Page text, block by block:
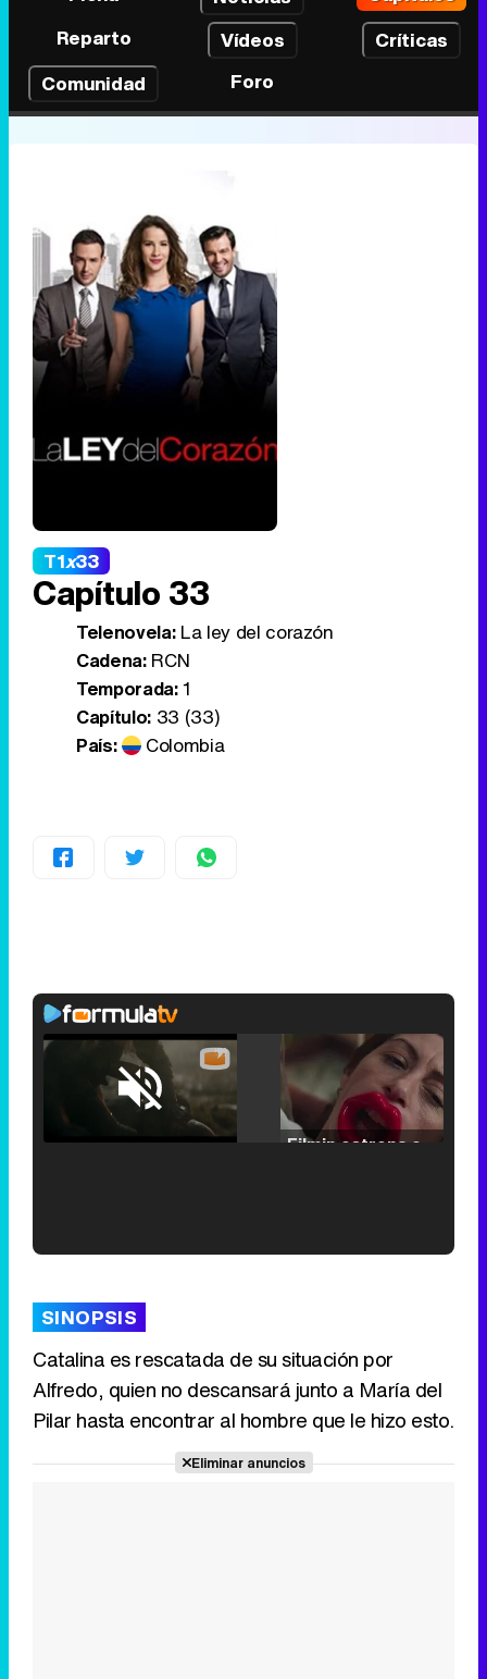
Reparto
Vídeos
Críticas
Comunidad
Foro
T1x33
Capítulo 33
Telenovela:La ley del corazón
Cadena:RCN
Temporada:1
Capítulo:33 (33)
País:
Colombia
Unmute /
Loaded:
25.30%
Tráiler de '33 días', la nueva serie de Atresplayer con Julián Villagrán y José Manuel Poga
SINOPSIS
Catalina es rescatada de su situación por
Alfredo, quien no descansará junto a María del
Pilar hasta encontrar al hombre que le hizo esto.
Eliminar anuncios